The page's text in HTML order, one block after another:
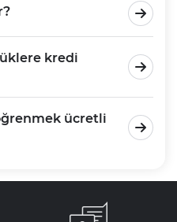
kredi
ücretli